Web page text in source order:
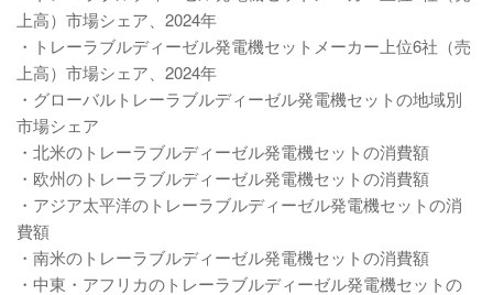
上高）市場シェア、2024年
・トレーラブルディーゼル発電機セットメーカー上位6社（売
上高）市場シェア、2024年
・グローバルトレーラブルディーゼル発電機セットの地域別
市場シェア
・北米のトレーラブルディーゼル発電機セットの消費額
・欧州のトレーラブルディーゼル発電機セットの消費額
・アジア太平洋のトレーラブルディーゼル発電機セットの消
費額
・南米のトレーラブルディーゼル発電機セットの消費額
・中東・アフリカのトレーラブルディーゼル発電機セットの